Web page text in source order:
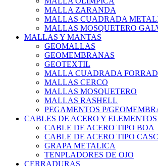
MALLA ZARANDA
MALLAS CUADRADA
MALLAS MOSQUETERO
MALLAS Y MANTAS
GEOMALLAS
GEOMEMBRANAS
GEOTEXTIL
MALLA CUADRADA
MALLAS CERCO
MALLAS MOSQUETERO
MALLAS RASHELL
PEGAMENTOS P/
CABLES DE ACERO Y
CABLE DE ACERO TIPO BOA
CABLE DE ACERO TIPO
GRAPA METALICA
TENPLADORES DE OJO
CERRADURAS